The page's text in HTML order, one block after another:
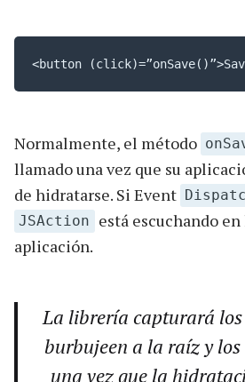
<button
Normalmente, el método
llamado una vez que su
de hidratarse. Si Event
JSAction
está escuchando
aplicación.
La librería capturará los
burbujeen a la raíz y
una vez que la